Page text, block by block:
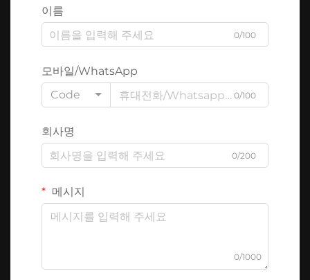
이름
0/100
모바일/WhatsApp
Code
0/100
회사명
0/200
메시지
0/1000